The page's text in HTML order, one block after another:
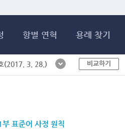
항별 연혁 용례 찾기
(2017. 3. 28.) 비교하기
부 표준어 사정 원칙